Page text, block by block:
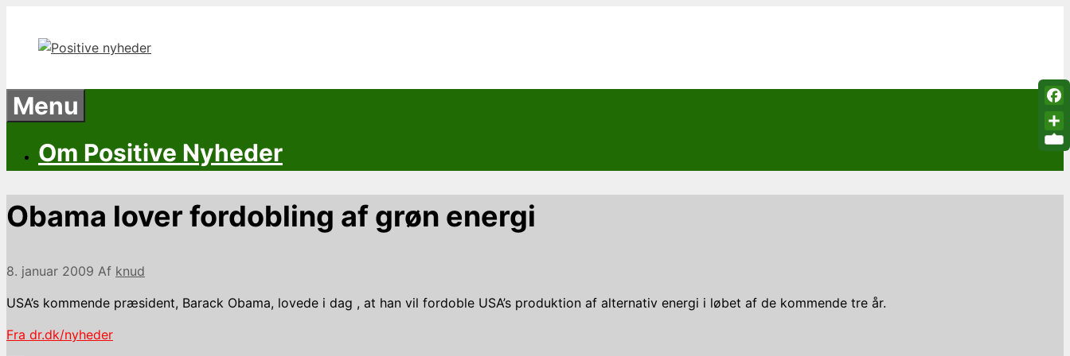
indhold
Menu
Om Positive Nyheder
Obama lover fordobling af grøn energi
8. januar 2009 Af knud
USA’s kommende præsident, Barack Obama, lovede i dag , at han vil fordoble USA’s produktion af alternativ energi i løbet af de kommende tre år.
Fra dr.dk/nyheder